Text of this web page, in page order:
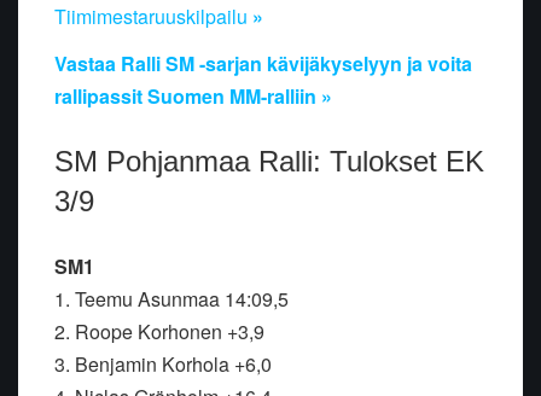
Tiimimestaruuskilpailu »
Vastaa Ralli SM -sarjan kävijäkyselyyn ja voita
rallipassit Suomen MM-ralliin »
SM Pohjanmaa Ralli: Tulokset EK
3/9
SM1
1. Teemu Asunmaa 14:09,5
2. Roope Korhonen +3,9
3. Benjamin Korhola +6,0